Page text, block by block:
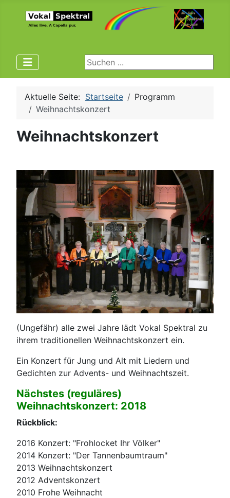
Suchen ...
Aktuelle Seite: Startseite
Programm
Weihnachtskonzert
Weihnachtskonzert
(Ungefähr) alle zwei Jahre lädt Vokal Spektral zu
ihrem traditionellen Weihnachtskonzert ein.
Ein Konzert für Jung und Alt mit Liedern und
Gedichten zur Advents- und Weihnachtszeit.
Nächstes (reguläres)
Weihnachtskonzert: 2018
Rückblick:
2016 Konzert: "Frohlocket Ihr Völker"
2014 Konzert: "Der Tannenbaumtraum"
2013 Weihnachtskonzert
2012 Adventskonzert
2010 Frohe Weihnacht